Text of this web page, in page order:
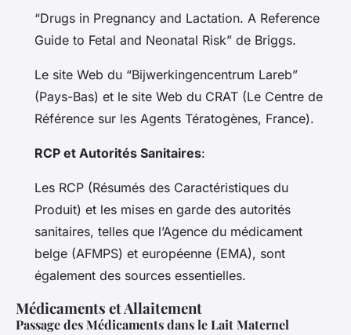
“Drugs in Pregnancy and Lactation. A Reference
Guide to Fetal and Neonatal Risk” de Briggs.
Le site Web du “Bijwerkingencentrum Lareb”
(Pays-Bas) et le site Web du CRAT (Le Centre de
Référence sur les Agents Tératogènes, France).
RCP et Autorités Sanitaires:
Les RCP (Résumés des Caractéristiques du
Produit) et les mises en garde des autorités
sanitaires, telles que l’Agence du médicament
belge (AFMPS) et européenne (EMA), sont
également des sources essentielles.
Médicaments et Allaitement
Passage des Médicaments dans le Lait Maternel